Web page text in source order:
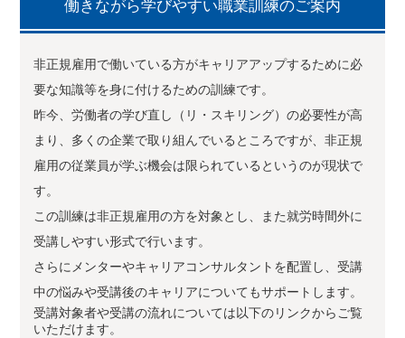
働きながら学びやすい職業訓練のご案内
非正規雇用で働いている方がキャリアアップするために必
要な知識等を身に付けるための訓練です。
昨今、労働者の学び直し（リ・スキリング）の必要性が高
まり、多くの企業で取り組んでいるところですが、非正規
雇用の従業員が学ぶ機会は限られているというのが現状で
す。
この訓練は非正規雇用の方を対象とし、また就労時間外に
受講しやすい形式で行います。
さらにメンターやキャリアコンサルタントを配置し、受講
中の悩みや受講後のキャリアについてもサポートします。
受講対象者や受講の流れについては以下のリンクからご覧
いただけます。